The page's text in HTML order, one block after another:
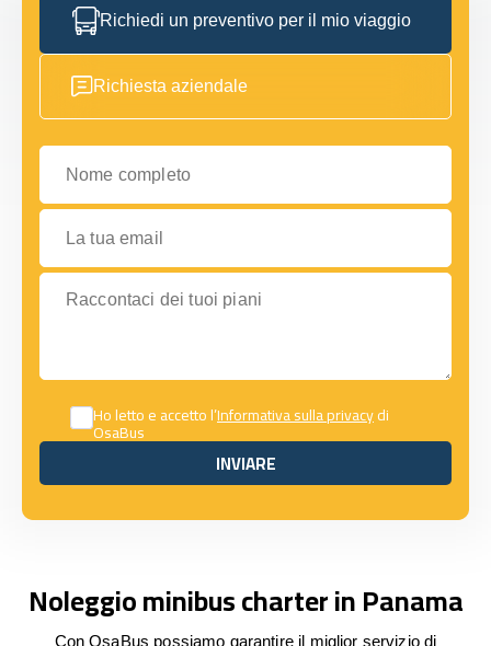
Richiedi un preventivo per il mio viaggio
Richiesta aziendale
Nome completo
La tua email
Raccontaci dei tuoi piani
Ho letto e accetto l’Informativa sulla privacydi
OsaBus
INVIARE
INVIARE
Noleggio minibus charter in Panama
Con OsaBus possiamo garantire il miglior servizio di